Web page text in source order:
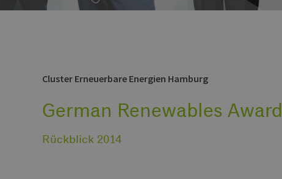
Cluster Erneuerbare Energien Hamburg
German Renewables Award
Rückblick 2014